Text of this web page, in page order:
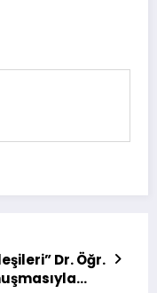
Dr. Öğr.